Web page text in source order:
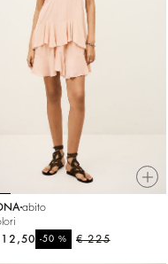
abito
€ 225
-50%